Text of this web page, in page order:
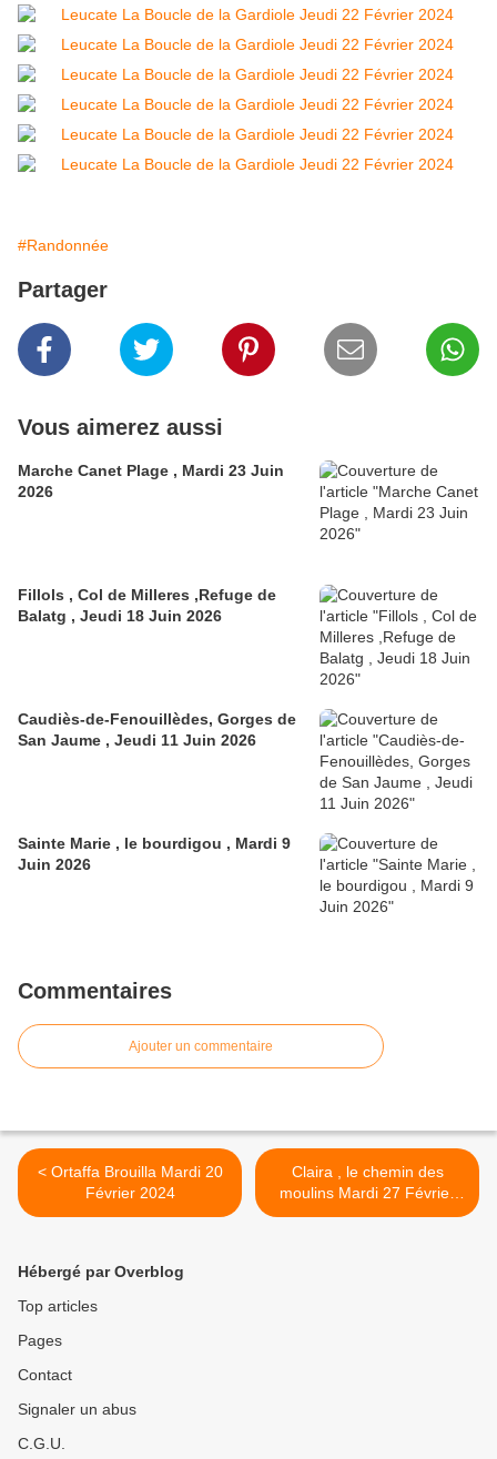
#Randonnée
Partager
Vous aimerez aussi
Marche Canet Plage , Mardi 23 Juin
2026
Fillols , Col de Milleres ,Refuge de
Balatg , Jeudi 18 Juin 2026
Caudiès-de-Fenouillèdes, Gorges de
San Jaume , Jeudi 11 Juin 2026
Sainte Marie , le bourdigou , Mardi 9
Juin 2026
Commentaires
Ajouter un commentaire
< Ortaffa Brouilla Mardi 20
Février 2024
Claira , le chemin des
moulins Mardi 27 Février
2024 >
Hébergé par Overblog
Top articles
Pages
Contact
Signaler un abus
C.G.U.